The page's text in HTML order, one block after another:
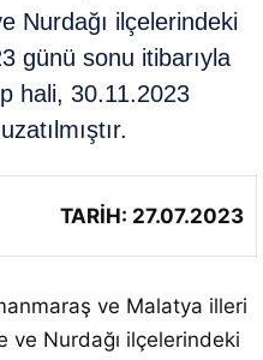
Nurdağı ilçelerindeki
günü sonu itibarıyla
hali, 30.11.2023
TARİH: 27.07.2023
ve Malatya illeri
ve Nurdağı ilçelerindeki